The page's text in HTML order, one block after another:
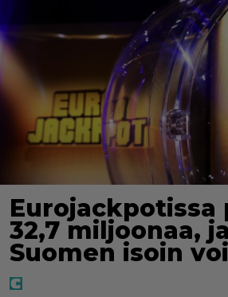
Eurojackpotissa
32,7 miljoonaa,
Suomen isoin